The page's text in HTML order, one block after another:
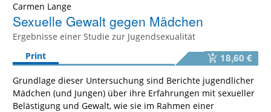
Carmen Lange
Sexuelle Gewalt gegen Mädchen
Ergebnisse einer Studie zur Jugendsexualität
Print
18,60 €
Grundlage dieser Untersuchung sind Berichte jugendlicher
Mädchen (und Jungen) über ihre Erfahrungen mit sexueller
Belästigung und Gewalt, wie sie im Rahmen einer